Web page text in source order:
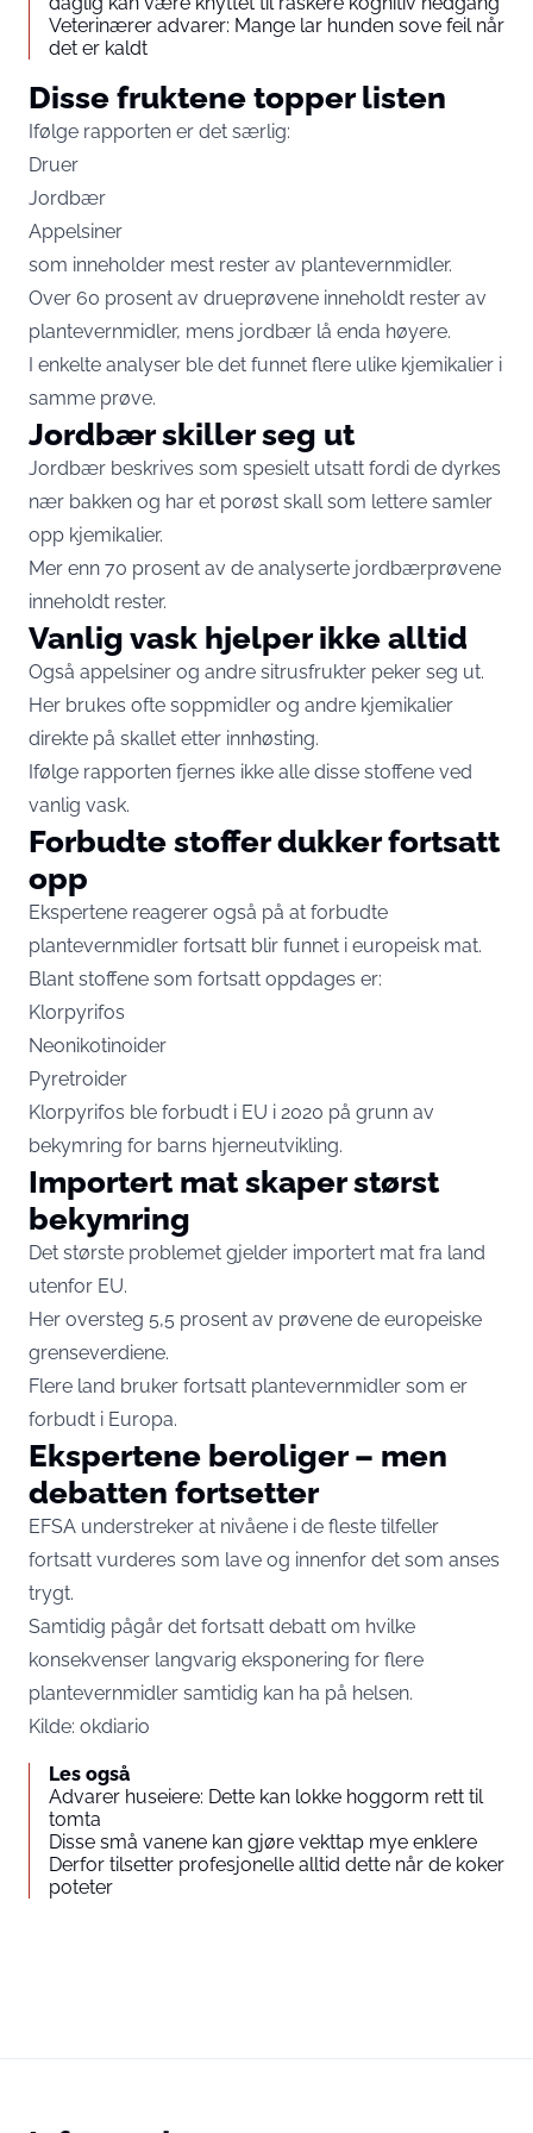
Veterinærer advarer: Mange lar hunden sove feil når
det er kaldt
Disse fruktene topper listen
Ifølge rapporten er det særlig:
Druer
Jordbær
Appelsiner
som inneholder mest rester av plantevernmidler.
Over 60 prosent av drueprøvene inneholdt rester av
plantevernmidler, mens jordbær lå enda høyere.
I enkelte analyser ble det funnet flere ulike kjemikalier i
samme prøve.
Jordbær skiller seg ut
Jordbær beskrives som spesielt utsatt fordi de dyrkes
nær bakken og har et porøst skall som lettere samler
opp kjemikalier.
Mer enn 70 prosent av de analyserte jordbærprøvene
inneholdt rester.
Vanlig vask hjelper ikke alltid
Også appelsiner og andre sitrusfrukter peker seg ut.
Her brukes ofte soppmidler og andre kjemikalier
direkte på skallet etter innhøsting.
Ifølge rapporten fjernes ikke alle disse stoffene ved
vanlig vask.
Forbudte stoffer dukker fortsatt
opp
Ekspertene reagerer også på at forbudte
plantevernmidler fortsatt blir funnet i europeisk mat.
Blant stoffene som fortsatt oppdages er:
Klorpyrifos
Neonikotinoider
Pyretroider
Klorpyrifos ble forbudt i EU i 2020 på grunn av
bekymring for barns hjerneutvikling.
Importert mat skaper størst
bekymring
Det største problemet gjelder importert mat fra land
utenfor EU.
Her oversteg 5,5 prosent av prøvene de europeiske
grenseverdiene.
Flere land bruker fortsatt plantevernmidler som er
forbudt i Europa.
Ekspertene beroliger – men
debatten fortsetter
EFSA understreker at nivåene i de fleste tilfeller
fortsatt vurderes som lave og innenfor det som anses
trygt.
Samtidig pågår det fortsatt debatt om hvilke
konsekvenser langvarig eksponering for flere
plantevernmidler samtidig kan ha på helsen.
Kilde: okdiario
Les også
Advarer huseiere: Dette kan lokke hoggorm rett til
tomta
Disse små vanene kan gjøre vekttap mye enklere
Derfor tilsetter profesjonelle alltid dette når de koker
poteter